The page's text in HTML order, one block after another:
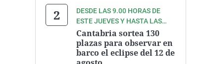
DESDE LAS 9.00 HORAS DE
ESTE JUEVES Y HASTA LAS
9.00 HORAS DEL VIERNES
Cantabria sortea 130
plazas para observar en
barco el eclipse del 12 de